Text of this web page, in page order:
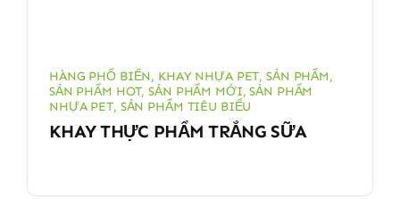
HÀNG PHỔ BIẾN, KHAY NHỰA PET,SẢN PHẨM,
SẢN PHẨM HOT,SẢN PHẨM MỚI,SẢN PHẨM
NHỰA PET, SẢN PHẨM TIÊU BIỂU
KHAY THỰC PHẨM TRẮNG SỮA